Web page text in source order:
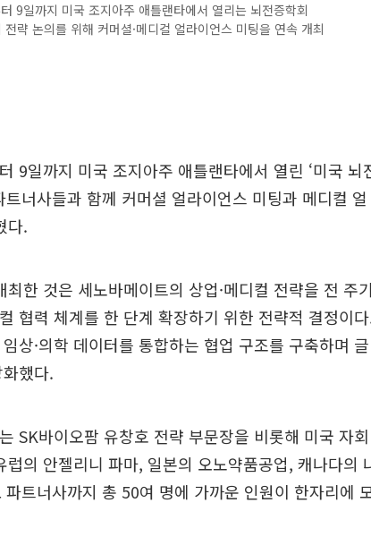
9일까지 미국 조지아주 애틀랜타에서 열리는 뇌전증학회
략 논의를 위해 커머셜·메디컬 얼라이언스 미팅을 연속 개최
9일까지 미국 조지아주 애틀랜타에서 열린 ‘미국 뇌
너사들과 함께 커머셜 얼라이언스 미팅과 메디컬 얼
다.
한 것은 세노바메이트의 상업·메디컬 전략을 전 주기
협력 체계를 한 단계 확장하기 위한 전략적 결정이
상·의학 데이터를 통합하는 협업 구조를 구축하며 글
했다.
SK바이오팜 유창호 전략 부문장을 비롯해 미국 자회
의 안젤리니 파마, 일본의 오노약품공업, 캐나다의
트너사까지 총 50여 명에 가까운 인원이 한자리에